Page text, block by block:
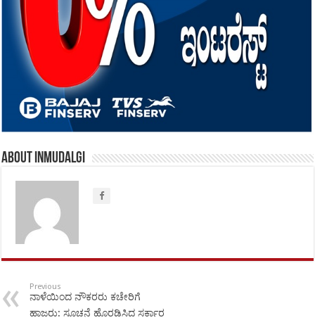
About inmudalgi
Previous
ನಾಳೆಯಿಂದ ನೌಕರರು ಕಚೇರಿಗೆ
ಹಾಜರು: ಸೂಚನೆ ಹೊರಡಿಸಿದ ಸರ್ಕಾರ